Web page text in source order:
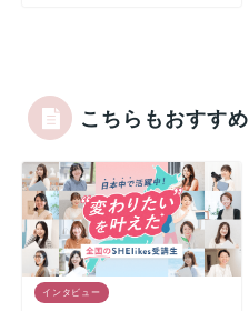
こちらもおすすめ
インタビュー